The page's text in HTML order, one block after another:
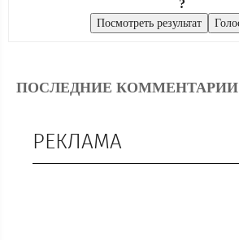
?
ПОСЛЕДНИЕ КОММЕНТАРИИ
РЕКЛАМА